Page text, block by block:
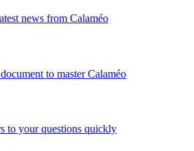
news from Calaméo
to master Calaméo
to your questions quickly